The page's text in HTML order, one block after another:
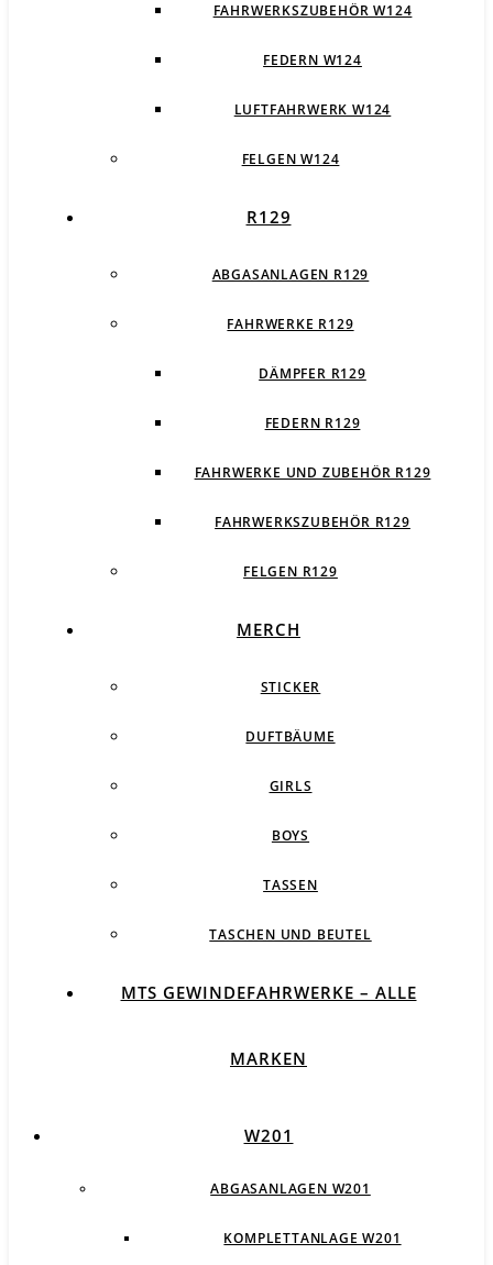
FAHRWERKSZUBEHÖR W124
FEDERN W124
LUFTFAHRWERK W124
FELGEN W124
R129
ABGASANLAGEN R129
FAHRWERKE R129
DÄMPFER R129
FEDERN R129
FAHRWERKE UND ZUBEHÖR R129
FAHRWERKSZUBEHÖR R129
FELGEN R129
MERCH
STICKER
DUFTBÄUME
GIRLS
BOYS
TASSEN
TASCHEN UND BEUTEL
MTS GEWINDEFAHRWERKE – ALLE
MARKEN
W201
ABGASANLAGEN W201
KOMPLETTANLAGE W201